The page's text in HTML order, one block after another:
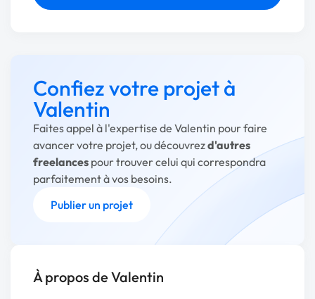
Confiez votre projet à
Valentin
Faites appel à l'expertise de Valentin pour faire
avancer votre projet, ou découvrezd'autres
freelances pour trouver celui qui correspondra
parfaitement à vos besoins.
Publier un projet
À propos de Valentin